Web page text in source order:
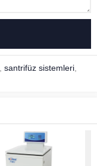
santrifüz sistemleri